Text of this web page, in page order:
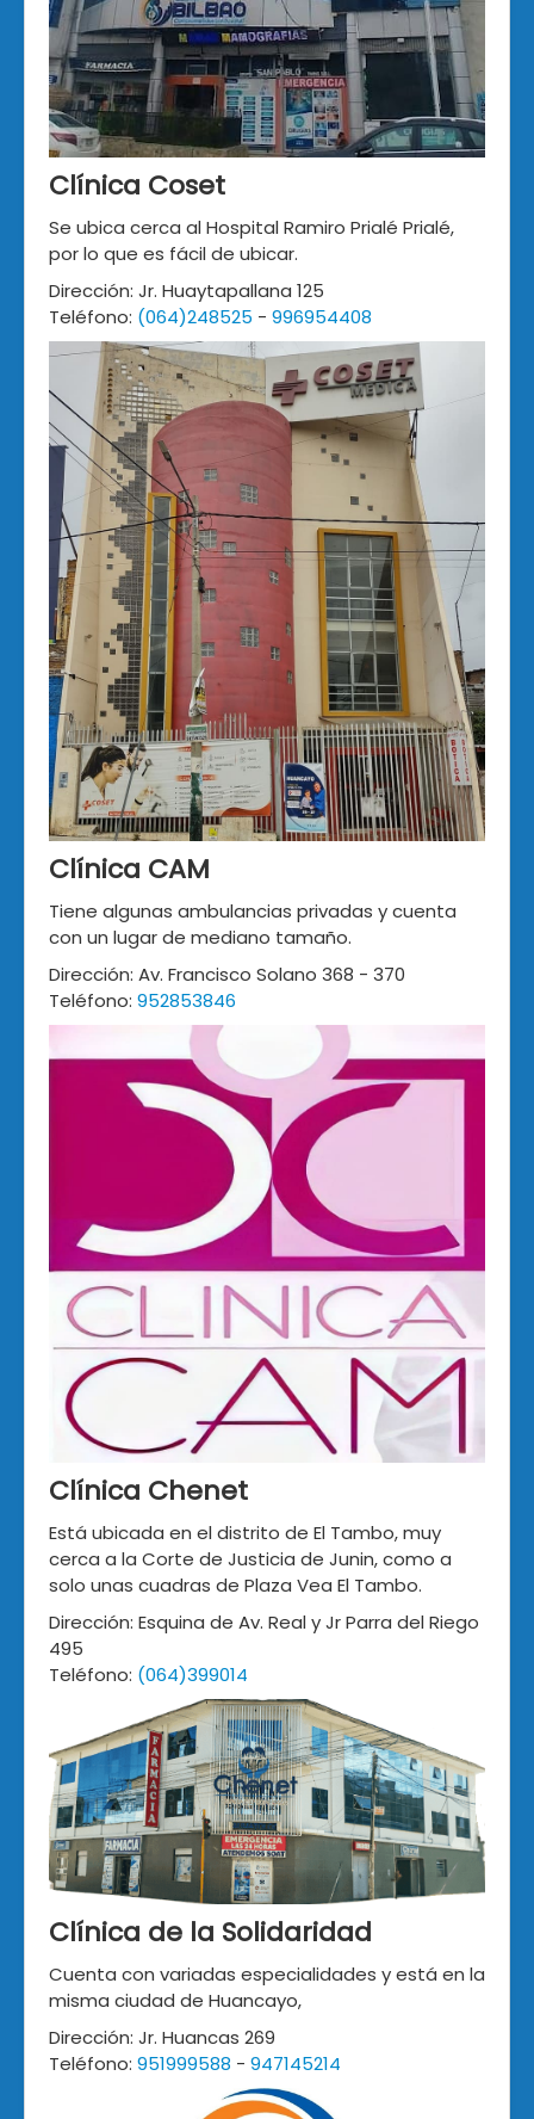
Clínica Coset
Se ubica cerca al Hospital Ramiro Prialé Prialé,
por lo que es fácil de ubicar.
Dirección: Jr. Huaytapallana 125
Teléfono: (064)248525 - 996954408
Clínica CAM
Tiene algunas ambulancias privadas y cuenta
con un lugar de mediano tamaño.
Dirección: Av. Francisco Solano 368 - 370
Teléfono: 952853846
Clínica Chenet
Está ubicada en el distrito de El Tambo, muy
cerca a la Corte de Justicia de Junin, como a
solo unas cuadras de Plaza Vea El Tambo.
Dirección: Esquina de Av. Real y Jr Parra del Riego
495
Teléfono: (064)399014
Clínica de la Solidaridad
Cuenta con variadas especialidades y está en la
misma ciudad de Huancayo,
Dirección: Jr. Huancas 269
Teléfono: 951999588 - 947145214